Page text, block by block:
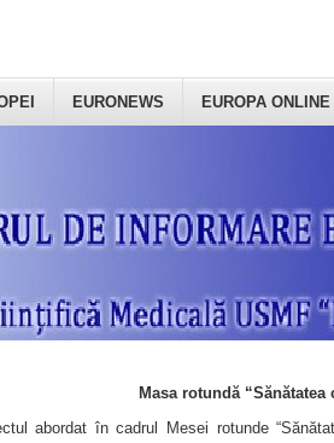
EURONEWS EUROPA ONLINE
Masa rotundă
abordat în cadrul Mesei rotunde